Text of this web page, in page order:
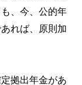
、今、公的年
れば、原則加
拠出年金があ